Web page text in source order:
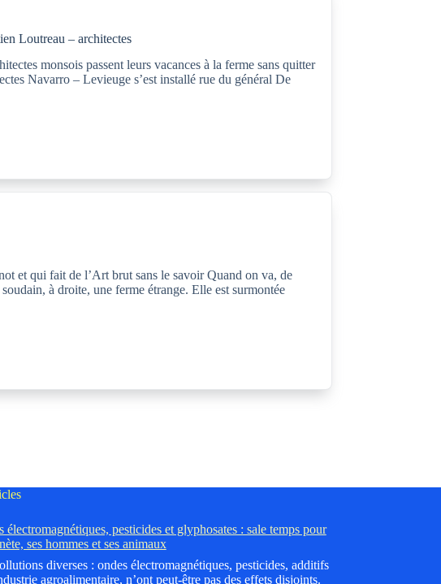
Loutreau – architectes
monsois passent leurs vacances à la ferme sans quitter
Navarro – Levieuge s’est installé rue du général De
et qui fait de l’Art brut sans le savoir Quand on va, de
à droite, une ferme étrange. Elle est surmontée
électromagnétiques, pesticides et glyphosates : sale temps pour
ses hommes et ses animaux
diverses : ondes électromagnétiques, pesticides, additifs
agroalimentaire, n’ont peut-être pas des effets disjoints.